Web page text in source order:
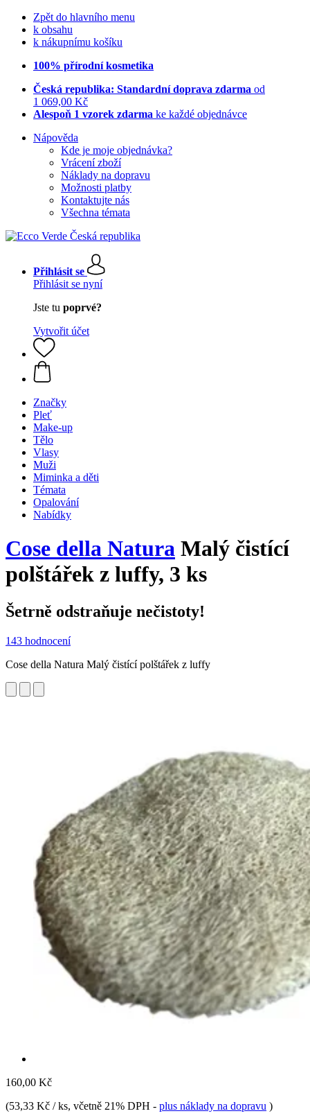
Zpět do hlavního menu
k obsahu
k nákupnímu košíku
100% přírodní kosmetika
Česká republika: Standardní doprava zdarma od
1 069,00 Kč
Alespoň 1 vzorek zdarma ke každé objednávce
Nápověda
Kde je moje objednávka?
Vrácení zboží
Náklady na dopravu
Možnosti platby
Kontaktujte nás
Všechna témata
Přihlásit se
Přihlásit se nyní
Jste tu poprvé?
Vytvořit účet
Značky
Pleť
Make-up
Tělo
Vlasy
Muži
Miminka a děti
Témata
Opalování
Nabídky
Cose della Natura Malý čistící
polštářek z luffy, 3 ks
Šetrně odstraňuje nečistoty!
143 hodnocení
Cose della Natura Malý čistící polštářek z luffy
160,00 Kč
(53,33 Kč / ks, včetně 21% DPH - plus náklady na dopravu )